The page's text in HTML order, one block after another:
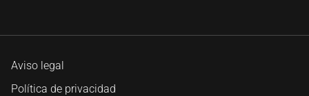
Aviso legal
Política de privacidad